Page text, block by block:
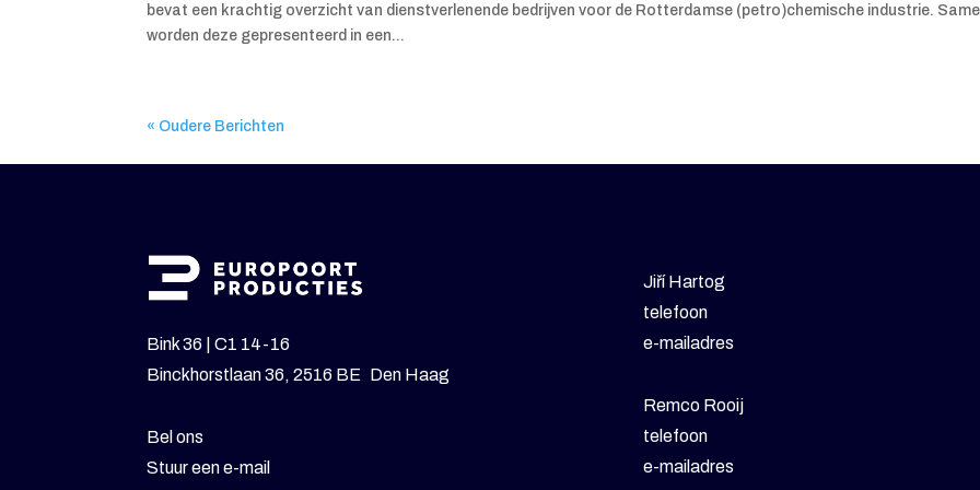
bevat een krachtig overzicht van dienstverlenende bedrijven voor de Rotterdamse (petro)chemische industrie.
worden deze gepresenteerd in een...
« Oudere Berichten
Bink 36 | C1 14-16
Binckhorstlaan 36, 2516 BE Den Haag
Bel ons
Stuur een e-mail
Jiří Hartog
telefoon
e-mailadres
Remco Rooij
telefoon
e-mailadres